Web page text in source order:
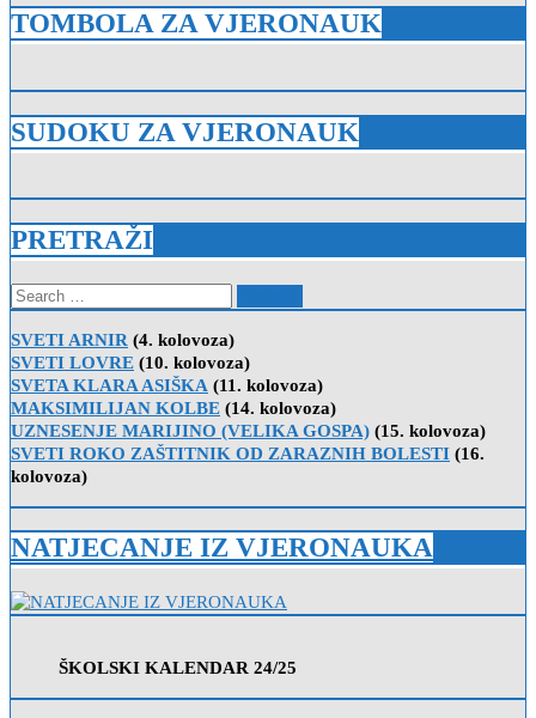
TOMBOLA ZA VJERONAUK
SUDOKU ZA VJERONAUK
PRETRAŽI
Search
for:
SVETI ARNIR (4. kolovoza)
SVETI LOVRE (10. kolovoza)
SVETA KLARA ASIŠKA (11. kolovoza)
MAKSIMILIJAN KOLBE (14. kolovoza)
UZNESENJE MARIJINO (VELIKA GOSPA) (15. kolovoza)
SVETI ROKO ZAŠTITNIK OD ZARAZNIH BOLESTI (16.
kolovoza)
NATJECANJE IZ VJERONAUKA
ŠKOLSKI KALENDAR 24/25